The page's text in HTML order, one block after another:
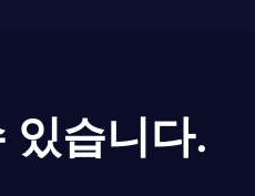
있습니다.